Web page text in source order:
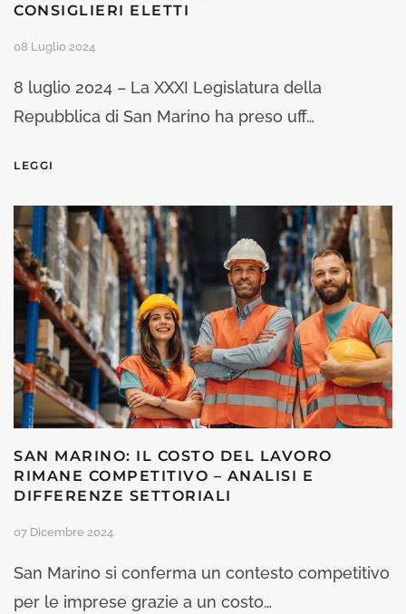
CONSIGLIERI ELETTI
08 Luglio 2024
8 luglio 2024 – La XXXI Legislatura della
Repubblica di San Marino ha preso uff…
LEGGI
SAN MARINO: IL COSTO DEL LAVORO
RIMANE COMPETITIVO – ANALISI E
DIFFERENZE SETTORIALI
07 Dicembre 2024
San Marino si conferma un contesto competitivo
per le imprese grazie a un costo…